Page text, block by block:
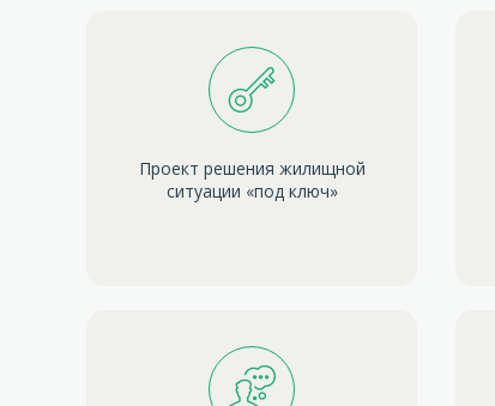
Проект решения жилищной
ситуации «под ключ»